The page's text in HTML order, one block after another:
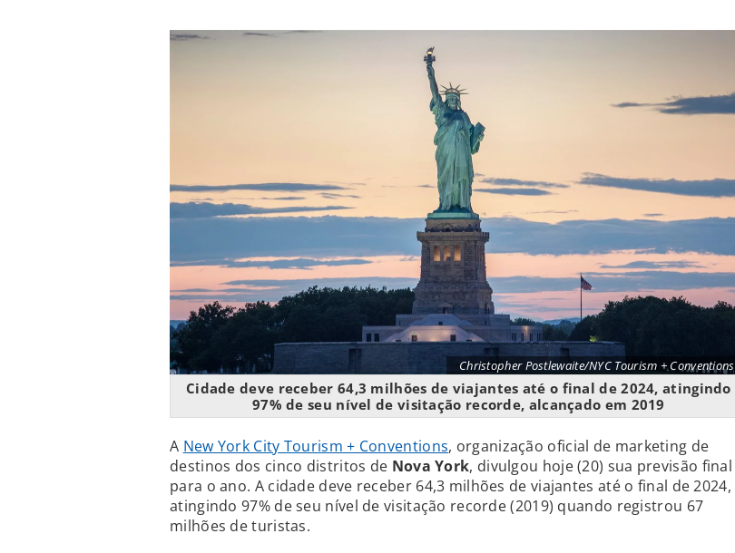
Christopher Postlewaite/NYC Tourism + Conventions
Cidade deve receber 64,3 milhões de viajantes até o final de 2024, atingindo
97% de seu nível de visitação recorde, alcançado em 2019
A New York City Tourism + Conventions, organização oficial de marketing de
destinos dos cinco distritos de Nova York, divulgou hoje (20) sua previsão final
para o ano. A cidade deve receber 64,3 milhões de viajantes até o final de 2024,
atingindo 97% de seu nível de visitação recorde (2019) quando registrou 67
milhões de turistas.